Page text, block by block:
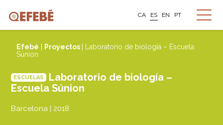
CA ES EN PT
Efebé Proyectos
| Laboratorio de biología – Escuela
Súnion
ESCUELAS
Laboratorio de biología –
Escuela Súnion
Barcelona | 2018